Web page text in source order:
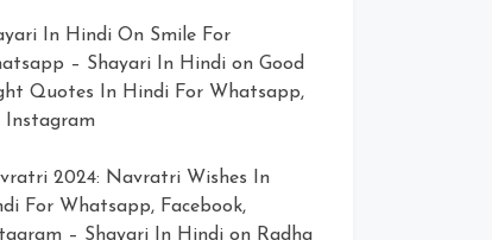
In Hindi On Smile For
– Shayari In Hindi on Good
Quotes In Hindi For Whatsapp,
Instagram
2024: Navratri Wishes In
For Whatsapp, Facebook,
– Shayari In Hindi on Radha